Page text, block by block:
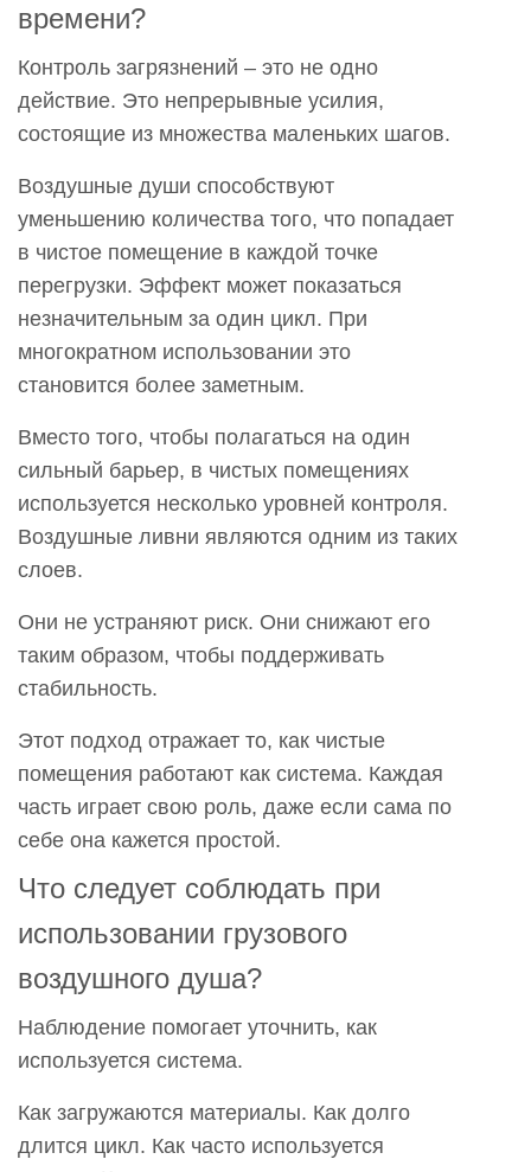
времени?
Контроль загрязнений – это не одно
действие. Это непрерывные усилия,
состоящие из множества маленьких шагов.
Воздушные души способствуют
уменьшению количества того, что попадает
в чистое помещение в каждой точке
перегрузки. Эффект может показаться
незначительным за один цикл. При
многократном использовании это
становится более заметным.
Вместо того, чтобы полагаться на один
сильный барьер, в чистых помещениях
используется несколько уровней контроля.
Воздушные ливни являются одним из таких
слоев.
Они не устраняют риск. Они снижают его
таким образом, чтобы поддерживать
стабильность.
Этот подход отражает то, как чистые
помещения работают как система. Каждая
часть играет свою роль, даже если сама по
себе она кажется простой.
Что следует соблюдать при
использовании грузового
воздушного душа?
Наблюдение помогает уточнить, как
используется система.
Как загружаются материалы. Как долго
длится цикл. Как часто используется